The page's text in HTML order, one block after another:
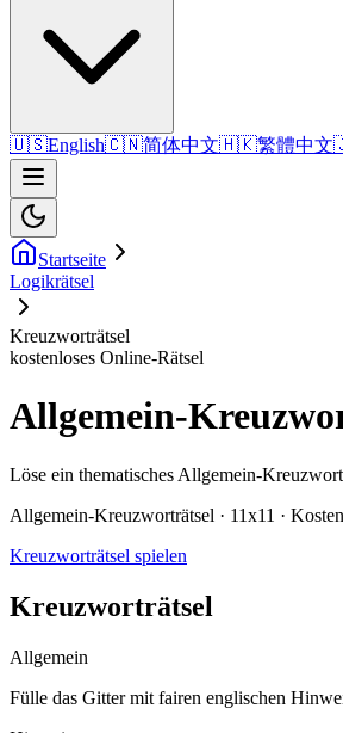
🇺🇸English🇨🇳简体中文🇭🇰繁體中文
Startseite
Logikrätsel
Kreuzworträtsel
kostenloses Online-Rätsel
Allgemein-
Löse ein thematisches Allgemein-
Allgemein-Kreuzworträtsel · 11x11 ·
Kreuzworträtsel spielen
Kreuzworträtsel
Allgemein
Fülle das Gitter mit fairen englischen